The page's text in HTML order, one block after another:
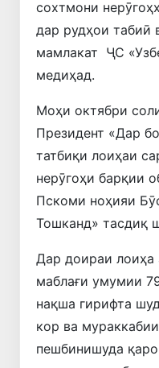
сохтмони
дар рудҳои табиӣ
мамлакат ҶС
медиҳад.
Моҳи октябри
Президент «Дар
татбиқи лоиҳаи
нерӯгоҳи барқии
Пскоми ноҳияи
Тошканд» тасдиқ
Дар доираи лоиҳа
маблағи умумии
нақша гирифта
кор ва
пешбинишуда